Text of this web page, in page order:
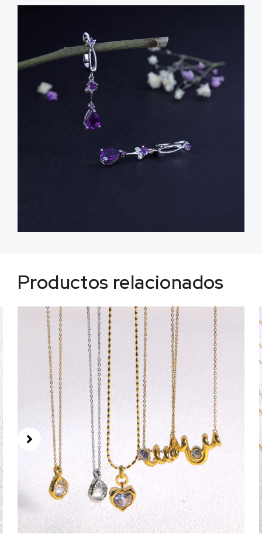
Productos relacionados